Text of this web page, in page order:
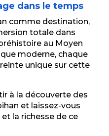
dans le temps
comme destination,
totale dans
au Moyen
moderne, chaque
unique sur cette
à la découverte des
et laissez-vous
la richesse de ce